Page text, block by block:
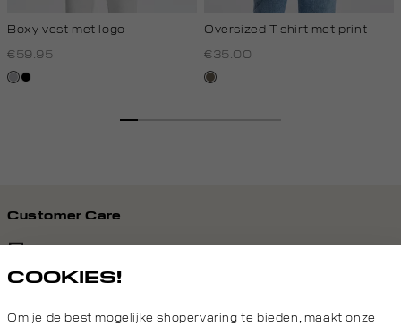
Boxy vest met logo
€59.95
grijs,zwart
Oversized T-shirt met print
€35.00
lichtbruin
Customer Care
Mail ons
COOKIES!
Om je de best mogelijke shopervaring te bieden, maakt onze